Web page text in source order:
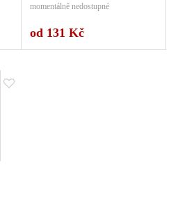
momentálně nedostupné
od 131 KčPočet variant: 1